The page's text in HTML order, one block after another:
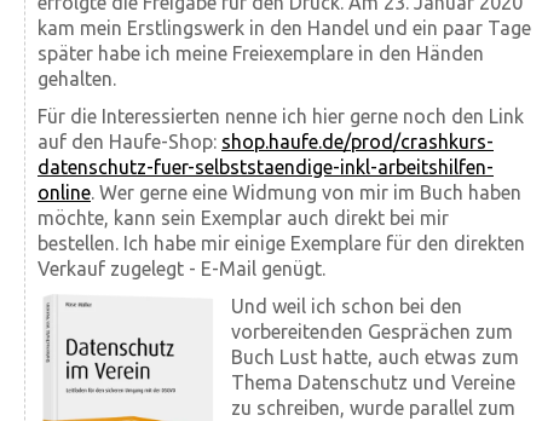
kam mein Erstlings­werk in den Handel und ein paar Tage
später habe ich meine Freiexemplare in den Händen
gehalten.
Für die Interessierten nenne ich hier gerne noch den Link
auf den Haufe-Shop: shop.haufe.de/prod/crashkurs-
datenschutz-fuer-selbststaendige-inkl-arbeitshilfen-
online. Wer gerne eine Widmung von mir im Buch haben
möchte, kann sein Exemplar auch direkt bei mir
bestellen. Ich habe mir einige Exemplare für den direkten
Verkauf zugelegt - E-Mail genügt.
Und weil ich schon bei den
vorbereitenden Gesprächen zum
Buch Lust hatte, auch etwas zum
Thema Datenschutz und Vereine
zu schreiben, wurde parallel zum